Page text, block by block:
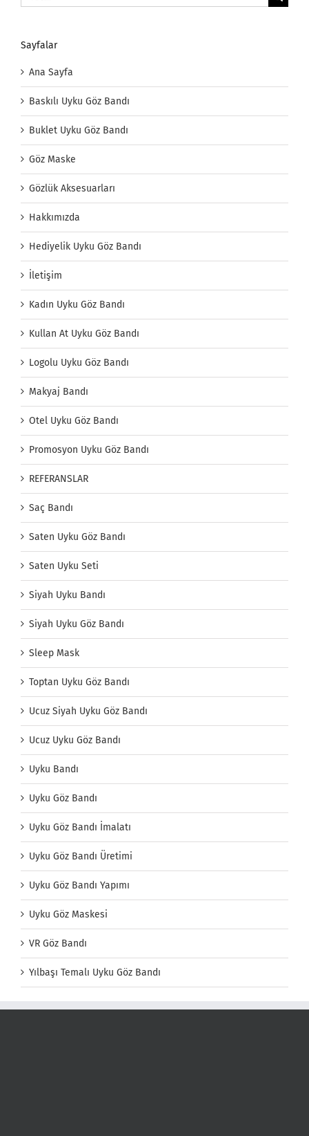
Sayfalar
Ana Sayfa
Baskılı Uyku Göz Bandı
Buklet Uyku Göz Bandı
Göz Maske
Gözlük Aksesuarları
Hakkımızda
Hediyelik Uyku Göz Bandı
İletişim
Kadın Uyku Göz Bandı
Kullan At Uyku Göz Bandı
Logolu Uyku Göz Bandı
Makyaj Bandı
Otel Uyku Göz Bandı
Promosyon Uyku Göz Bandı
REFERANSLAR
Saç Bandı
Saten Uyku Göz Bandı
Saten Uyku Seti
Siyah Uyku Bandı
Siyah Uyku Göz Bandı
Sleep Mask
Toptan Uyku Göz Bandı
Ucuz Siyah Uyku Göz Bandı
Ucuz Uyku Göz Bandı
Uyku Bandı
Uyku Göz Bandı
Uyku Göz Bandı İmalatı
Uyku Göz Bandı Üretimi
Uyku Göz Bandı Yapımı
Uyku Göz Maskesi
VR Göz Bandı
Yılbaşı Temalı Uyku Göz Bandı